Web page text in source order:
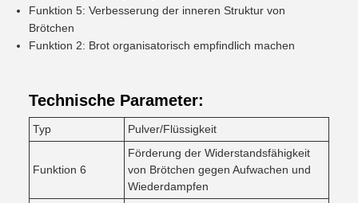
Funktion 5: Verbesserung der inneren Struktur von
Brötchen
Funktion 2: Brot organisatorisch empfindlich machen
Technische Parameter:
Typ Pulver/Flüssigkeit
Funktion 6
Förderung der Widerstandsfähigkeit
von Brötchen gegen Aufwachen und
Wiederdampfen